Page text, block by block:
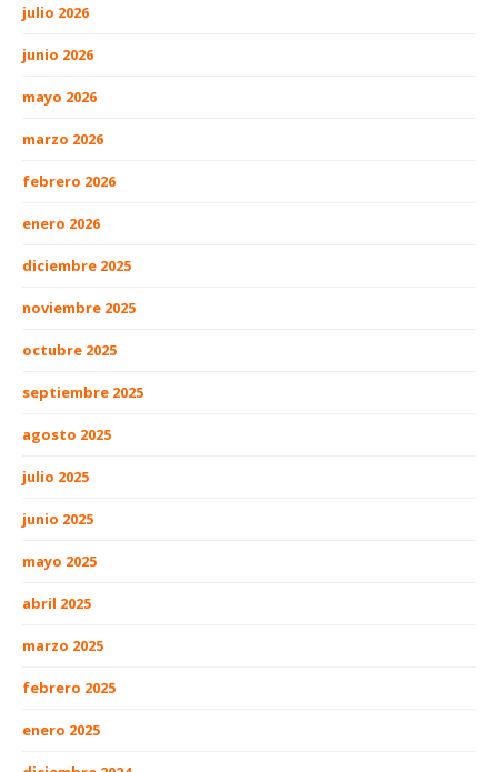
julio 2026
junio 2026
mayo 2026
marzo 2026
febrero 2026
enero 2026
diciembre 2025
noviembre 2025
octubre 2025
septiembre 2025
agosto 2025
julio 2025
junio 2025
mayo 2025
abril 2025
marzo 2025
febrero 2025
enero 2025